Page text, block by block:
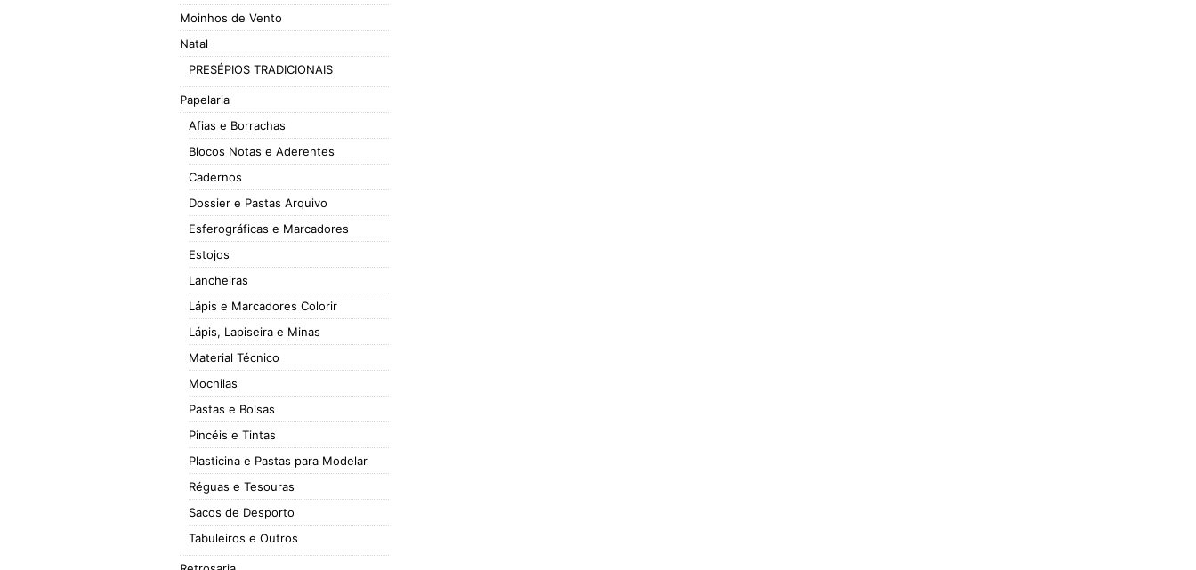
Moinhos de Vento
Natal
PRESÉPIOS TRADICIONAIS
Papelaria
Afias e Borrachas
Blocos Notas e Aderentes
Cadernos
Dossier e Pastas Arquivo
Esferográficas e Marcadores
Estojos
Lancheiras
Lápis e Marcadores Colorir
Lápis, Lapiseira e Minas
Material Técnico
Mochilas
Pastas e Bolsas
Pincéis e Tintas
Plasticina e Pastas para Modelar
Réguas e Tesouras
Sacos de Desporto
Tabuleiros e Outros